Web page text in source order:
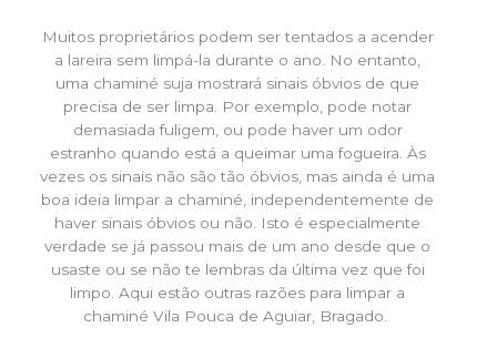
Muitos proprietários podem ser tentados a acender
a lareira sem limpá-la durante o ano. No entanto,
uma chaminé suja mostrará sinais óbvios de que
precisa de ser limpa. Por exemplo, pode notar
demasiada fuligem, ou pode haver um odor
estranho quando está a queimar uma fogueira. Às
vezes os sinais não são tão óbvios, mas ainda é uma
boa ideia limpar a chaminé, independentemente de
haver sinais óbvios ou não. Isto é especialmente
verdade se já passou mais de um ano desde que o
usaste ou se não te lembras da última vez que foi
limpo. Aqui estão outras razões para limpar a
chaminé Vila Pouca de Aguiar, Bragado.